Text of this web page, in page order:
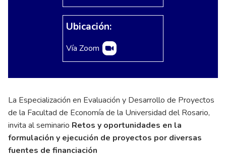
Ubicación:
Vía Zoom
La Especialización en Evaluación y Desarrollo de Proyectos
de la Facultad de Economía de la Universidad del Rosario,
invita al seminario Retos y oportunidades en la
formulación y ejecución de proyectos por diversas
fuentes de financiación